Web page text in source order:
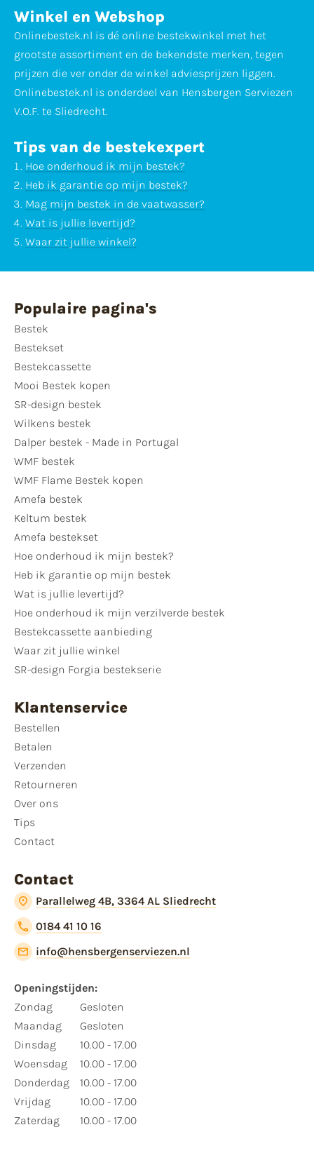
Winkel en Webshop
Onlinebestek.nl is dé online bestekwinkel met het
grootste assortiment en de bekendste merken, tegen
prijzen die ver onder de winkel adviesprijzen liggen.
Onlinebestek.nl is onderdeel van Hensbergen Serviezen
V.O.F. te Sliedrecht.
Tips van de bestekexpert
Hoe onderhoud ik mijn bestek?
Heb ik garantie op mijn bestek?
Mag mijn bestek in de vaatwasser?
Wat is jullie levertijd?
Waar zit jullie winkel?
Populaire pagina's
Bestek
Bestekset
Bestekcassette
Mooi Bestek kopen
SR-design bestek
Wilkens bestek
Dalper bestek - Made in Portugal
WMF bestek
WMF Flame Bestek kopen
Amefa bestek
Keltum bestek
Amefa bestekset
Hoe onderhoud ik mijn bestek?
Heb ik garantie op mijn bestek
Wat is jullie levertijd?
Hoe onderhoud ik mijn verzilverde bestek
Bestekcassette aanbieding
Waar zit jullie winkel
SR-design Forgia bestekserie
Klantenservice
Bestellen
Betalen
Verzenden
Retourneren
Over ons
Tips
Contact
Contact
Parallelweg 4B, 3364 AL Sliedrecht
0184 41 10 16
info@hensbergenserviezen.nl
Openingstijden:
Zondag
Maandag
Dinsdag
Woensdag
Donderdag
Vrijdag
Zaterdag
Gesloten
Gesloten
10.00 - 17.00
10.00 - 17.00
10.00 - 17.00
10.00 - 17.00
10.00 - 17.00